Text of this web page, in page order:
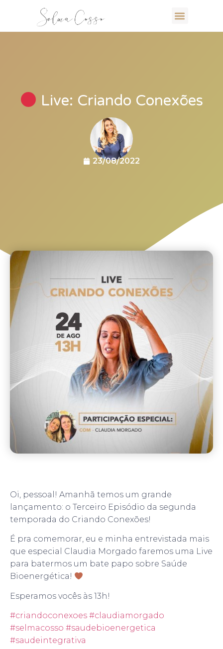
Live: Criando Conexões
23/08/2022
Oi, pessoal! Amanhã temos um grande
lançamento: o Terceiro Episódio da segunda
temporada do Criando Conexões!
É pra comemorar, eu e minha entrevistada mais
que especial Claudia Morgado faremos uma Live
para batermos um bate papo sobre Saúde
Bioenergética!
Esperamos vocês às 13h!
#criandoconexoes #claudiamorgado
#selmacosso #saudebioenergetica
#saudeintegrativa